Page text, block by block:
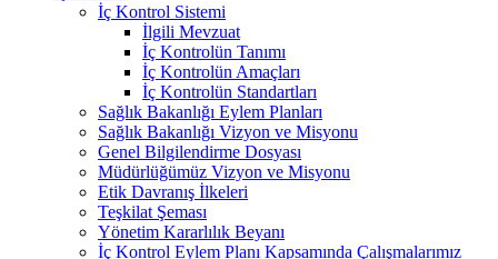
İç Kontrol Sistemi
İlgili Mevzuat
İç Kontrolün Tanımı
İç Kontrolün Amaçları
İç Kontrolün Standartları
Sağlık Bakanlığı Eylem Planları
Sağlık Bakanlığı Vizyon ve Misyonu
Genel Bilgilendirme Dosyası
Müdürlüğümüz Vizyon ve Misyonu
Etik Davranış İlkeleri
Teşkilat Şeması
Yönetim Kararlılık Beyanı
İç Kontrol Eylem Planı Kapsamında Çalışmalarımız